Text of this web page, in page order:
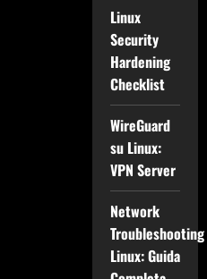
Linux
Security
Hardening
Checklist
WireGuard
su Linux:
VPN Server
Network
Troubleshooting
Linux: Guida